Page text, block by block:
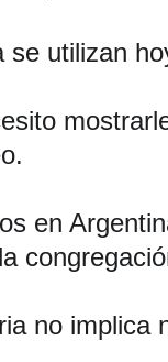
utilizan
en
no